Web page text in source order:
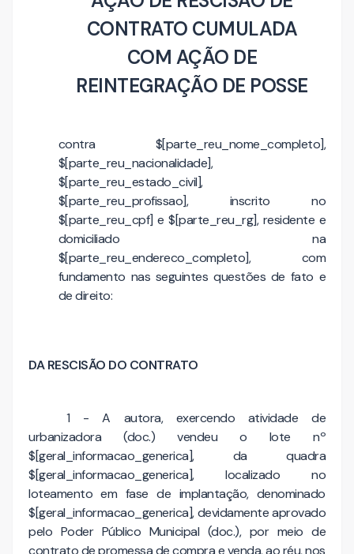
CONTRATO CUMULADA
COM AÇÃO DE
REINTEGRAÇÃO DE POSSE
contra $[parte_reu_nome_completo],
$[parte_reu_nacionalidade],
$[parte_reu_estado_civil],
$[parte_reu_profissao], inscrito no
$[parte_reu_cpf] e $[parte_reu_rg], residente e
domiciliado na
$[parte_reu_endereco_completo], com
fundamento nas seguintes questões de fato e
de direito:
DA RESCISÃO DO CONTRATO
1 - A autora, exercendo atividade de
urbanizadora (doc.) vendeu o lote nº
$[geral_informacao_generica], da quadra
$[geral_informacao_generica], localizado no
loteamento em fase de implantação, denominado
$[geral_informacao_generica], devidamente aprovado
pelo Poder Público Municipal (doc.), por meio de
contrato de promessa de compra e venda, ao réu, nos